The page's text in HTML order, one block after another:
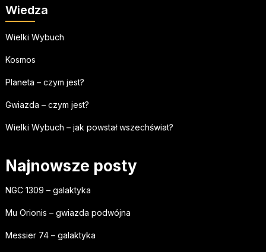
Wiedza
Wielki Wybuch
Kosmos
Planeta – czym jest?
Gwiazda – czym jest?
Wielki Wybuch – jak powstał wszechświat?
Najnowsze posty
NGC 1309 – galaktyka
Mu Orionis – gwiazda podwójna
Messier 74 – galaktyka